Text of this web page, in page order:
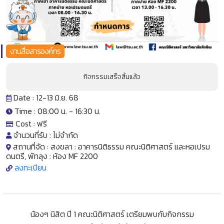
งานสื่อสารองค์กร
กิจกรรมเสร็จสิ้นแล้ว
Date : 12-13 มิ.ย. 68
Time : 08:00 น. - 16:30 น.
Cost : ฟรี
จำนวนที่รับ : ไม่จำกัด
สถานที่จัด : สงขลา : อาคารนิติธรรม คณะนิติศาสตร์ และหอเปรม
ดนตรี, พัทลุง : ห้อง MF 2200
ลงทะเบียน
น้องๆ นิสิต ปี 1 คณะนิติศาสตร์ เตรียมพบกับกิจกรรม